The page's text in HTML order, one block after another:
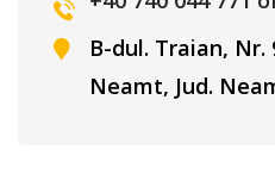
B-dul. Traian, Nr.
Neamt, Jud.